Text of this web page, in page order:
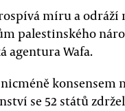
míru a
palestinského
agentura Wafa.
konsensem
se 52 států